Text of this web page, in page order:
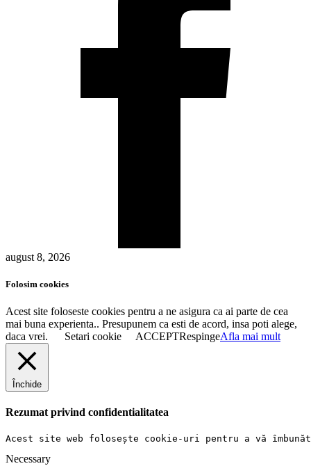
august 8, 2026
Folosim cookies
Acest site foloseste cookies pentru a ne asigura ca ai parte de cea
mai buna experienta.. Presupunem ca esti de acord, insa poti alege,
daca vrei.
Setari cookie ACCEPTRespingeAfla mai mult
Închide
Rezumat privind confidentialitatea
Acest site web folosește cookie-uri pentru a vă
Necessary